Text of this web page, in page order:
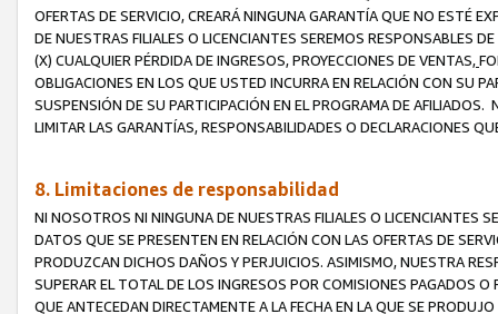
OFERTAS DE SERVICIO, CREARÁ NINGUNA GARANTÍA QUE NO ESTÉ
DE NUESTRAS FILIALES O LICENCIANTES SEREMOS RESPONSABLES
(X) CUALQUIER PÉRDIDA DE INGRESOS, PROYECCIONES DE VENTAS,
OBLIGACIONES EN LOS QUE USTED INCURRA EN RELACIÓN CON SU
SUSPENSIÓN DE SU PARTICIPACIÓN EN EL PROGRAMA DE
LIMITAR LAS GARANTÍAS, RESPONSABILIDADES O DECLARACIONES
8. Limitaciones de responsabilidad
NI NOSOTROS NI NINGUNA DE NUESTRAS FILIALES O LICENCIANTES
DATOS QUE SE PRESENTEN EN RELACIÓN CON LAS OFERTAS DE
PRODUZCAN DICHOS DAÑOS Y PERJUICIOS. ASIMISMO, NUESTRA
SUPERAR EL TOTAL DE LOS INGRESOS POR COMISIONES PAGADOS
QUE ANTECEDAN DIRECTAMENTE A LA FECHA EN LA QUE SE